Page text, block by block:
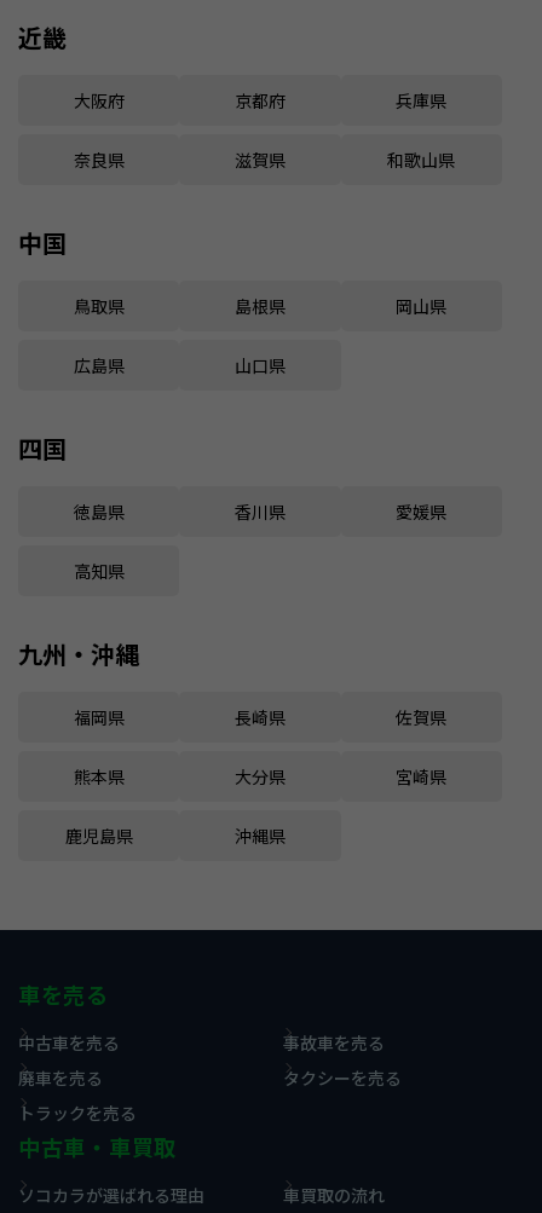
近畿
大阪府 京都府 兵庫県
奈良県 滋賀県 和歌山県
中国
鳥取県 島根県 岡山県
広島県 山口県
四国
徳島県 香川県 愛媛県
高知県
九州・沖縄
福岡県 長崎県 佐賀県
熊本県 大分県 宮崎県
鹿児島県 沖縄県
車を売る
中古車を売る
事故車を売る
廃車を売る
タクシーを売る
トラックを売る
中古車・車買取
ソコカラが選ばれる理由
車買取の流れ